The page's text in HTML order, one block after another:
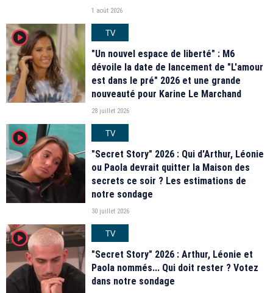
1 août 2026
player2
TV
"Un nouvel espace de liberté" : M6
dévoile la date de lancement de "L'amour
est dans le pré" 2026 et une grande
nouveauté pour Karine Le Marchand
28 juillet 2026
player2
TV
"Secret Story" 2026 : Qui d'Arthur, Léonie
ou Paola devrait quitter la Maison des
secrets ce soir ? Les estimations de
notre sondage
30 juillet 2026
player2
TV
"Secret Story" 2026 : Arthur, Léonie et
Paola nommés... Qui doit rester ? Votez
dans notre sondage